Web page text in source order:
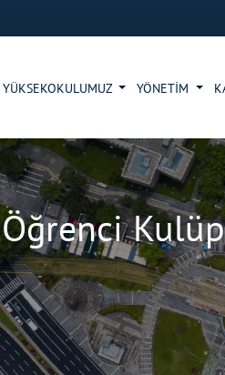
YÜKSEKOKULUMUZ YÖNETİM
Öğrenci